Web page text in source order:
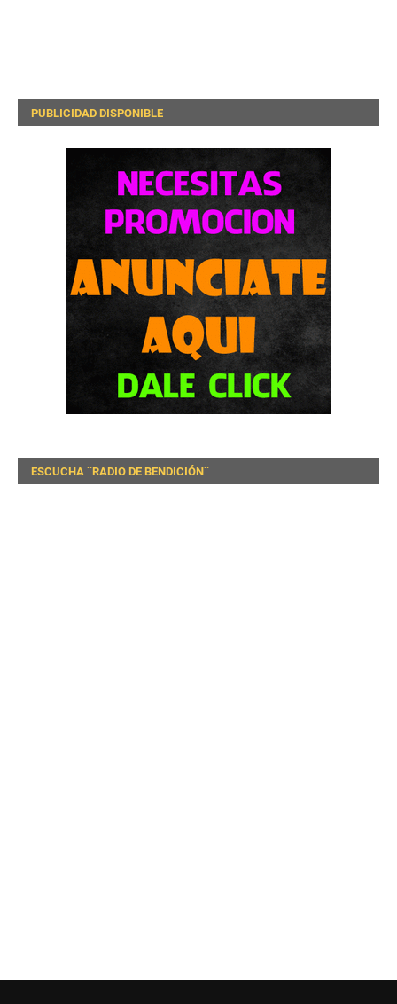
PUBLICIDAD DISPONIBLE
ESCUCHA ¨RADIO DE BENDICIÓN¨